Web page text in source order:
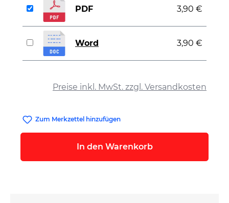
Preise inkl. MwSt. zzgl. Versandkosten
PDF 3,90 €
Word 3,90 €
Zum Merkzettel hinzufügen
In den Warenkorb